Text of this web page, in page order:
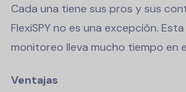
Cada una tiene sus pros y sus
FlexiSPY no es una excepción.
monitoreo lleva mucho tiempo en
Ventajas